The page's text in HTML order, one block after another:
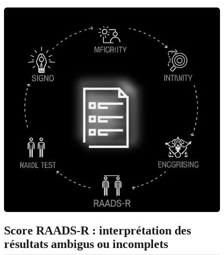
Score RAADS-R : interprétation des
résultats ambigus ou incomplets